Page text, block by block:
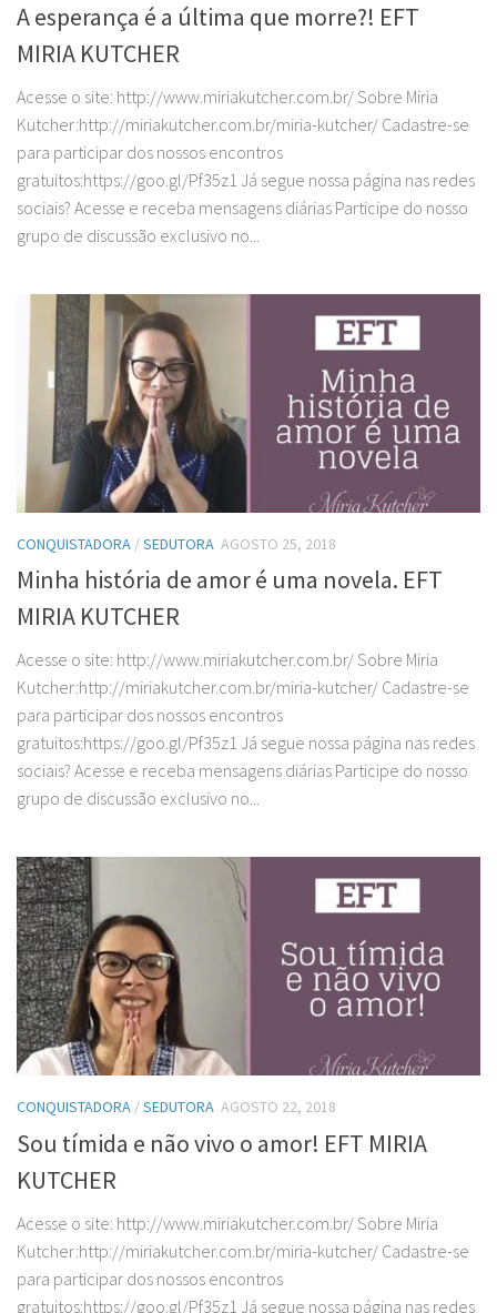
A esperança é a última que morre?! EFT
MIRIA KUTCHER
Acesse o site: http://www.miriakutcher.com.br/ Sobre Miria
Kutcher:http://miriakutcher.com.br/miria-kutcher/ Cadastre-se
para participar dos nossos encontros
gratuitos:https://goo.gl/Pf35z1 Já segue nossa página nas redes
sociais? Acesse e receba mensagens diárias Participe do nosso
grupo de discussão exclusivo no...
CONQUISTADORA /SEDUTORA AGOSTO 25, 2018
Minha história de amor é uma novela. EFT
MIRIA KUTCHER
Acesse o site: http://www.miriakutcher.com.br/ Sobre Miria
Kutcher:http://miriakutcher.com.br/miria-kutcher/ Cadastre-se
para participar dos nossos encontros
gratuitos:https://goo.gl/Pf35z1 Já segue nossa página nas redes
sociais? Acesse e receba mensagens diárias Participe do nosso
grupo de discussão exclusivo no...
CONQUISTADORA /SEDUTORA AGOSTO 22, 2018
Sou tímida e não vivo o amor! EFT MIRIA
KUTCHER
Acesse o site: http://www.miriakutcher.com.br/ Sobre Miria
Kutcher:http://miriakutcher.com.br/miria-kutcher/ Cadastre-se
para participar dos nossos encontros
gratuitos:https://goo.gl/Pf35z1 Já segue nossa página nas redes